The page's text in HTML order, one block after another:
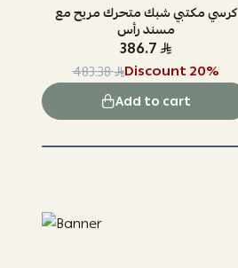
كرسي مكتبي شبك متحرك مريح مع
مسند رأس
386.7
483.38 Discount20%
Add to cart